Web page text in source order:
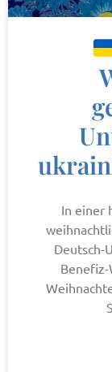
In einer
Deutsch-
Benefiz-